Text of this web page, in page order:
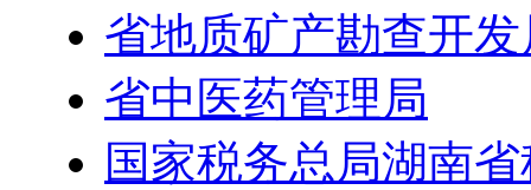
省地质矿产勘查开发
省中医药管理局
国家税务总局湖南